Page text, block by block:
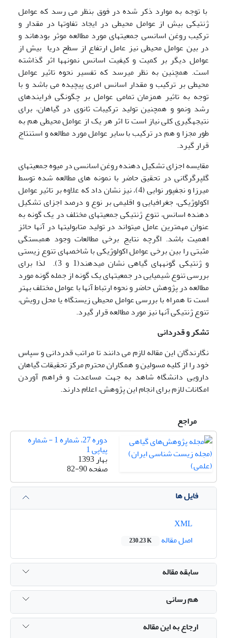
با توجه به موارد ذکر شده در فوق بنظر می رسد که عوامل
ژنتیکی بیش از عوامل محیطی در ایجاد تفاوت­ها در مقدار و
ترکیب روغن اسانسی جمعیت­های مورد مطالعه موثر بوده­اند و
در بین عوامل محیطی نیز عامل ارتفاع از سطح دریا بیش از
عوامل دیگر بر کمیت و کیفیت اسانس نمونه­ها اثر گذاشته
است. همچنین به نظر می­رسد که تفسیر نحوه تاثیر عوامل
محیطی بر ترکیب و مقدار اسانس امری پیچیده می باشد و با
توجه به تاثیر همزمان تمامی عوامل بر چگونگی فرایند­های
رشد ونمو و همچنین تولید ترکیبات ثانوی در گیاهان، برای
نتیجه­گیری کلی نیاز است تا اثر هر یک از عوامل محیطی هم به
طور مجزا و هم در ترکیب با سایر عوامل مورد مطالعه و استنتاج
قرار گیرد.
مقایسه اجزای تشکیل دهنده روغن اسانسی در میوه جمعیت­های
گلپر­گرگانی در تحقیق حاضر با نمونه های مطالعه شده توسط
میرزا و نجف­پور نوایی (4)، نیز نشان داد که علاوه بر تاثیر عوامل
اکولوژیکی، جغرافیایی و اقلیمی بر نوع و درصد اجزای تشکیل
دهنده اسانس، تنوع ژنتیکی جمعیت­های مختلف در یک گونه به
عنوان مهمترین عامل می­تواند در تولید متابولیت­ها در آن­ها حائز
اهمیت باشد. اگرچه نتایج برخی مطالعات وجود همبستگی
مثبتی را بین برخی عوامل اکولوژیکی با شاخص­های تنوع زیستی
و ژنتیکی گونه­های گیاهی نشان می­دهند(1 و 3). لذا برای
بررسی تنوع شیمیایی در جمعیت­های یک گونه از جمله گونه مورد
مطالعه در پژوهش حاضر و نحوه ارتباط آن­ها با عوامل مختلف بهتر
است تا همراه با بررسی عوامل محیطی زیستگاه یا محل رویش،
تنوع ژنتیکی آن­ها نیز مورد مطالعه قرار گیرد.
تشکر و قدردانی
نگارندگان این مقاله لازم می دانند تا مراتب قدردانی و سپاس
خود را از کلیه مسولین و همکاران محترم مرکز تحقیقات گیاهان
دارویی دانشگاه شاهد به جهت مساعدت و فراهم آوردن
امکانات لازم برای انجام این پژوهش، اعلام دارند.
مراجع
دوره 27، شماره 1 - شماره
پیاپی 1
بهار 1393
صفحه82-90
فایل ها
اصل مقاله
230.23 K
سابقه مقاله
هم رسانی
ارجاع به این مقاله